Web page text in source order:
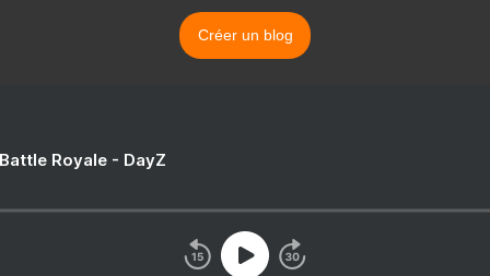
Créer un blog
Royale - DayZ